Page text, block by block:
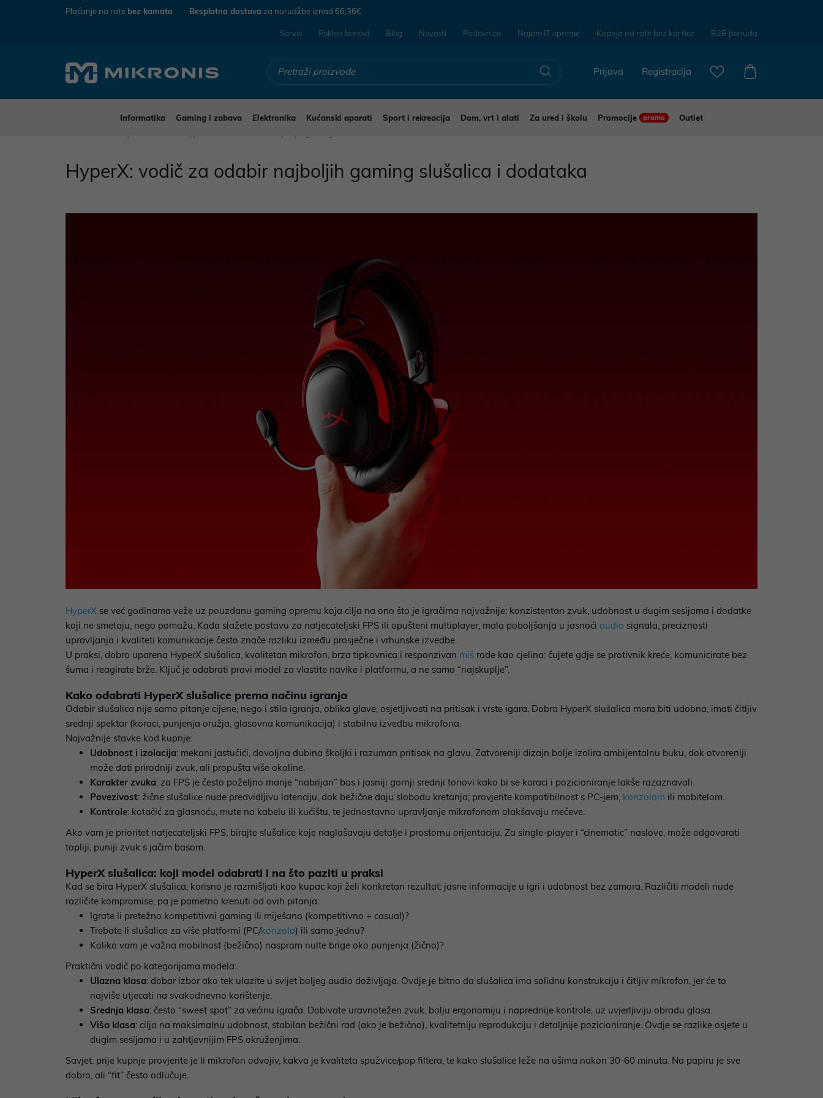
Plaćanje na rate bez kamata Besplatna dostava za narudžbe iznad 66,36€
Servis Poklon bonovi Blog Novosti Poslovnice Najam IT opreme Kupnja na rate bez kartice B2B ponuda
Registracija
Prijava
Informatika Gaming i zabava Elektronika Kućanski aparati Sport i rekreacija Dom, vrt i alati Za ured i školu Promocije promo
Outlet
HyperX: vodič za odabir najboljih gaming slušalica i dodataka
HyperX se već godinama veže uz pouzdanu gaming opremu koja cilja na ono što je igračima najvažnije: konzistentan zvuk, udobnost u dugim sesijama i dodatke
koji ne smetaju, nego pomažu. Kada slažete postavu za natjecateljski FPS ili opušteni multiplayer, mala poboljšanja u jasnoći audio signala, preciznosti
upravljanja i kvaliteti komunikacije često znače razliku između prosječne i vrhunske izvedbe.
U praksi, dobro uparena HyperX slušalica, kvalitetan mikrofon, brza tipkovnica i responzivan miš rade kao cjelina: čujete gdje se protivnik kreće, komunicirate bez
šuma i reagirate brže. Ključ je odabrati pravi model za vlastite navike i platformu, a ne samo “najskuplje”.
Kako odabrati HyperX slušalice prema načinu igranja
Odabir slušalica nije samo pitanje cijene, nego i stila igranja, oblika glave, osjetljivosti na pritisak i vrste igara. Dobra HyperX slušalica mora biti udobna, imati čitljiv
srednji spektar (koraci, punjenja oružja, glasovna komunikacija) i stabilnu izvedbu mikrofona.
Najvažnije stavke kod kupnje:
Udobnost i izolacija: mekani jastučići, dovoljna dubina školjki i razuman pritisak na glavu. Zatvoreniji dizajn bolje izolira ambijentalnu buku, dok otvoreniji
može dati prirodniji zvuk, ali propušta više okoline.
Karakter zvuka: za FPS je često poželjno manje “nabrijan” bas i jasniji gornji srednji tonovi kako bi se koraci i pozicioniranje lakše razaznavali.
Povezivost: žične slušalice nude predvidljivu latenciju, dok bežične daju slobodu kretanja; provjerite kompatibilnost s PC-jem, konzolom ili mobitelom.
Kontrole: kotačić za glasnoću, mute na kabelu ili kućištu, te jednostavno upravljanje mikrofonom olakšavaju mečeve.
Ako vam je prioritet natjecateljski FPS, birajte slušalice koje naglašavaju detalje i prostornu orijentaciju. Za single-player i “cinematic” naslove, može odgovarati
topliji, puniji zvuk s jačim basom.
HyperX slušalica: koji model odabrati i na što paziti u praksi
Kad se bira HyperX slušalica, korisno je razmišljati kao kupac koji želi konkretan rezultat: jasne informacije u igri i udobnost bez zamora. Različiti modeli nude
različite kompromise, pa je pametno krenuti od ovih pitanja:
Igrate li pretežno kompetitivni gaming ili miješano (kompetitivno + casual)?
Trebate li slušalice za više platformi (PC/konzola) ili samo jednu?
Koliko vam je važna mobilnost (bežično) naspram nulte brige oko punjenja (žično)?
Praktični vodič po kategorijama modela:
Ulazna klasa: dobar izbor ako tek ulazite u svijet boljeg audio doživljaja. Ovdje je bitno da slušalica ima solidnu konstrukciju i čitljiv mikrofon, jer će to
najviše utjecati na svakodnevno korištenje.
Srednja klasa: često “sweet spot” za većinu igrača. Dobivate uravnotežen zvuk, bolju ergonomiju i naprednije kontrole, uz uvjerljiviju obradu glasa.
Viša klasa: cilja na maksimalnu udobnost, stabilan bežični rad (ako je bežično), kvalitetniju reprodukciju i detaljnije pozicioniranje. Ovdje se razlike osjete u
dugim sesijama i u zahtjevnijim FPS okruženjima.
Savjet: prije kupnje provjerite je li mikrofon odvojiv, kakva je kvaliteta spužvice/pop filtera, te kako slušalice leže na ušima nakon 30-60 minuta. Na papiru je sve
dobro, ali “fit” često odlučuje.